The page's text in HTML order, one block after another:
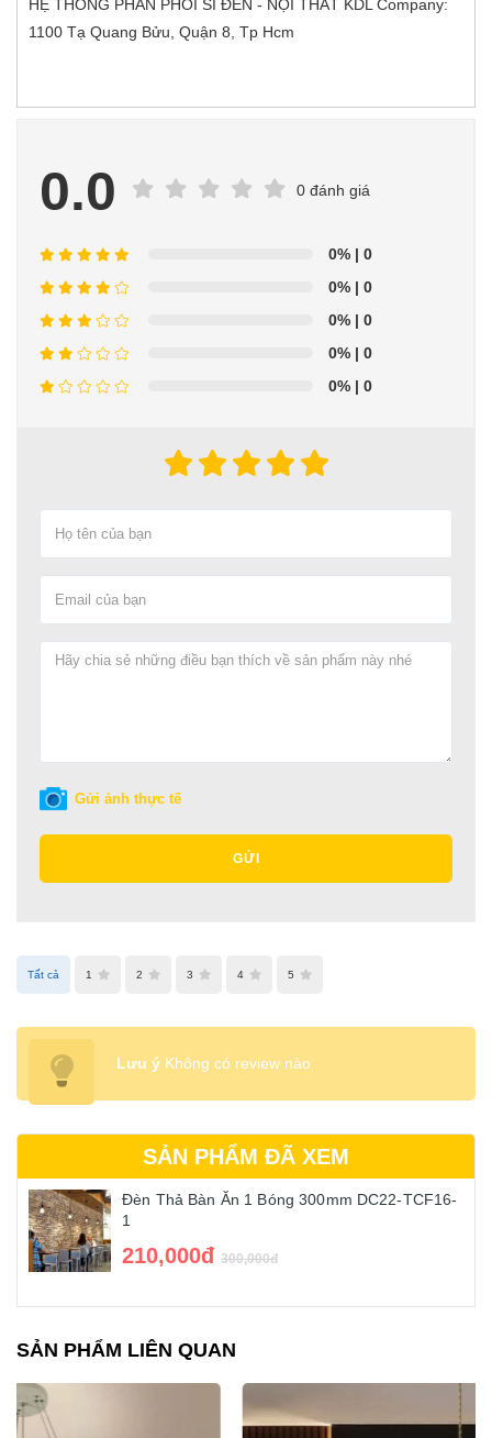
HỆ THỐNG PHÂN PHỐI SỈ ĐÈN - NỘI THẤT KDL Company:
1100 Tạ Quang Bửu, Quận 8, Tp Hcm
0.0 0 đánh giá
0% | 0
0% | 0
0% | 0
0% | 0
0% | 0
Gửi ảnh thực tế
GỬI
Tất cả 1 2 3 4 5
Lưu ý Không có review nào
SẢN PHẨM ĐÃ XEM
Đèn Thả Bàn Ăn 1 Bóng 300mm DC22-TCF16-
1
210,000đ 300,000đ
SẢN PHẨM LIÊN QUAN